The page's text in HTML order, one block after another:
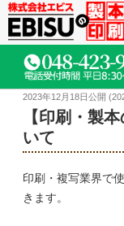
2023年12月18日公開 (
【印刷・製
いて
印刷・複写業界で
きます。